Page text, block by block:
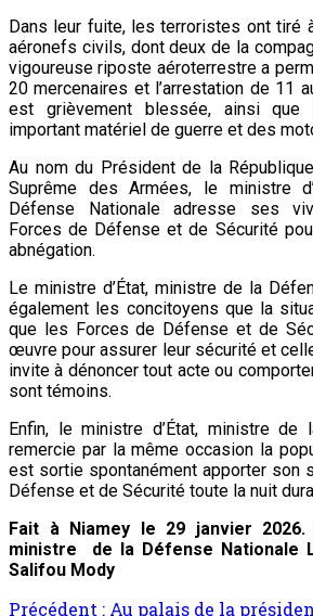
Dans leur fuite, les terroristes ont tiré
aéronefs civils, dont deux de la
vigoureuse riposte aéroterrestre a
20 mercenaires et l’arrestation de 11
est grièvement blessée, ainsi que
important matériel de guerre et des
Au nom du Président de la
Suprême des Armées, le ministre
Défense Nationale adresse ses
Forces de Défense et de Sécurité
abnégation.
Le ministre d’État, ministre de la
également les concitoyens que la
que les Forces de Défense et de
œuvre pour assurer leur sécurité et
invite à dénoncer tout acte ou
sont témoins.
Enfin, le ministre d’État, ministre de
remercie par la même occasion la
est sortie spontanément apporter son
Défense et de Sécurité toute la nuit
Fait à Niamey le 29 janvier 2026.
ministre de la Défense Nationale
Salifou Mody
Précédent : Au palais de la